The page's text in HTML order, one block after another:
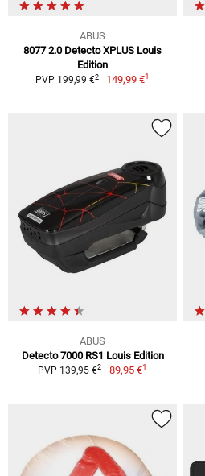
ABUS
8077 2.0 Detecto XPLUS Louis
Edition
PVP 199,99 €2 149,99 €1
ABUS
Detecto 7000 RS1 Louis Edition
PVP 139,95 €2 89,95 €1